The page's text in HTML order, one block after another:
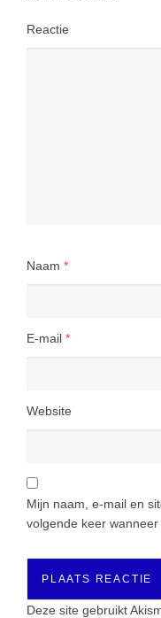
Reactie
Naam *
E-mail *
Website
Mijn naam, e-mail en
volgende keer
Deze site gebruikt